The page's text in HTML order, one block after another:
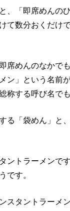
、「即席めんの
て数分おくだけ
席めんのなかで
ン」という名前
称する呼び名で
る「袋めん」と
ントラーメンで
です。
スタントラーメ